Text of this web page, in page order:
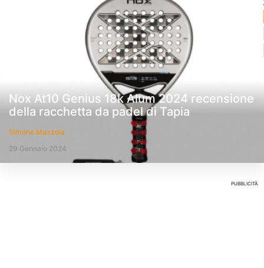
Nox At10 Genius 18k Alum 2024 recensione
della racchetta da padel di Tapia
Simone Mazzola
29 Gennaio 2024
PUBBLICITÀ